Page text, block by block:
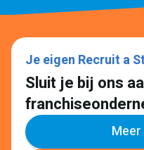
Je eigen Recruit a
Sluit je bij ons